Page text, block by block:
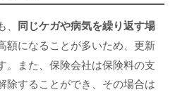
同じケガや病気を繰り返す場
額になることが多いため、更新
。また、保険会社は保険料の支
除することができ、その場合は